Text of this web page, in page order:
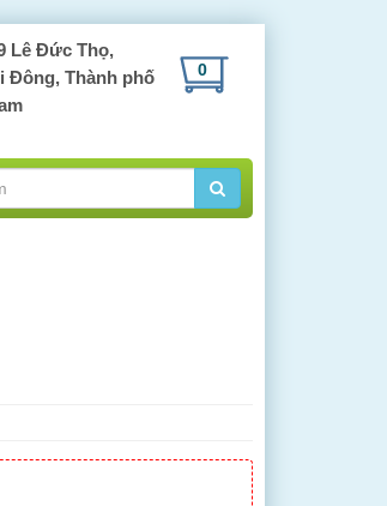
Lê Đức Thọ,
Đông, Thành phố
0